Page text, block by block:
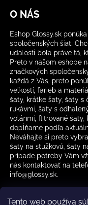
Tento web používa
O NÁS
Eshop Glossy.sk
spoločenských šiat.
udalosti bola práve tá,
Preto v našom eshope
značkových
každá z Vás, preto
veľkostí, farieb a
šaty, krátke šaty, šaty s
rukávmi, šaty s
volánmi, flitrované šaty,
dopĺňame podľa
Neváhajte si preto
šaty na stužkovú, šaty
prípade potreby Vám
nás kontaktovať na
info@glossy.sk.